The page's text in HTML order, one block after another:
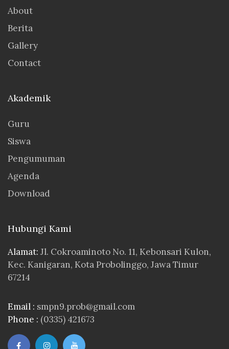
About
Berita
Gallery
Contact
Akademik
Guru
Siswa
Pengumuman
Agenda
Download
Hubungi Kami
Alamat: Jl. Cokroaminoto No. 11, Kebonsari Kulon,
Kec. Kanigaran, Kota Probolinggo, Jawa Timur
67214
Email : smpn9.prob@gmail.com
Phone : (0335) 421673